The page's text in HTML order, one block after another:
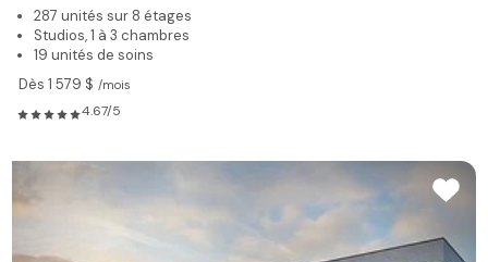
287 unités sur 8 étages
Studios, 1 à 3 chambres
19 unités de soins
Dès 1 579 $ /mois
4.67/5